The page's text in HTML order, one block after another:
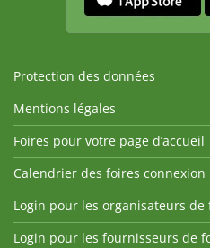
Protection des données
Mentions légales
Foires pour votre page d’accueil
Calendrier des foires connexion
Login pour les organisateurs de
Login pour les fournisseurs de